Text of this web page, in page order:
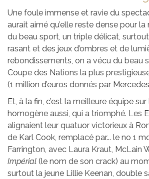
Une foule immense et ravie du
aurait aimé qu’elle reste dense pour la
du beau sport, un triple délicat,
rasant et des jeux d’ombres et de
rebondissements, on a vécu du beau
Coupe des Nations la plus
(1 million d’euros donnés par
Et, à la fin, c’est la meilleure équipe
homogène aussi, qui a triomphé. Les
alignaient leur quatuor victorieux à
de Karl Cook, remplacé par... le no 1
Farrington, avec Laura Kraut, McLain
Impérial (le nom de son crack) au
surtout la jeune Lillie Keenan, double